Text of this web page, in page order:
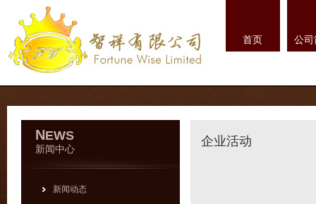
首页 公
NEWS
新闻中心
新闻动态
企业活动